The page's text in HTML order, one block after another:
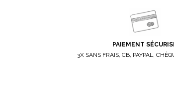
PAIEMENT
3X SANS FRAIS, CB, PAYPAL,